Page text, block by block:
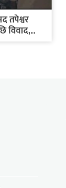
तपेश्वर
विवाद,